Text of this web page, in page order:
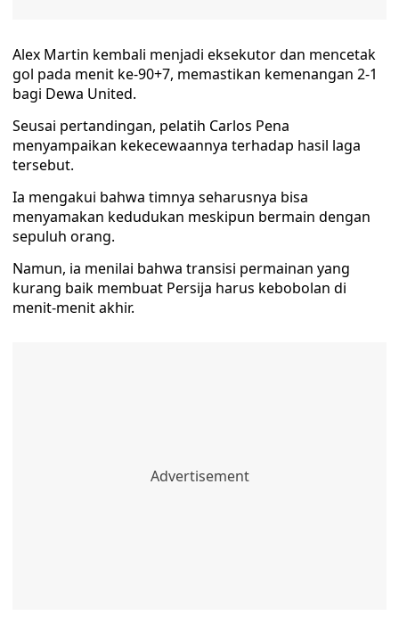
Alex Martin kembali menjadi eksekutor dan mencetak
gol pada menit ke-90+7, memastikan kemenangan 2-1
bagi Dewa United.
Seusai pertandingan, pelatih Carlos Pena
menyampaikan kekecewaannya terhadap hasil laga
tersebut.
Ia mengakui bahwa timnya seharusnya bisa
menyamakan kedudukan meskipun bermain dengan
sepuluh orang.
Namun, ia menilai bahwa transisi permainan yang
kurang baik membuat Persija harus kebobolan di
menit-menit akhir.